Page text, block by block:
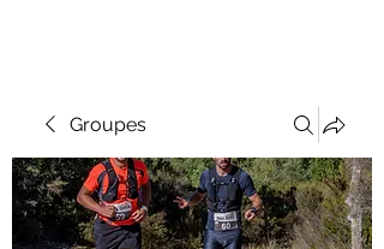
Groupes